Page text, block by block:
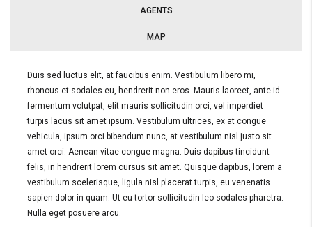
AGENTS
MAP
Duis sed luctus elit, at faucibus enim. Vestibulum libero mi,
rhoncus et sodales eu, hendrerit non eros. Mauris laoreet, ante id
fermentum volutpat, elit mauris sollicitudin orci, vel imperdiet
turpis lacus sit amet ipsum. Vestibulum ultrices, ex at congue
vehicula, ipsum orci bibendum nunc, at vestibulum nisl justo sit
amet orci. Aenean vitae congue magna. Duis dapibus tincidunt
felis, in hendrerit lorem cursus sit amet. Quisque dapibus, lorem a
vestibulum scelerisque, ligula nisl placerat turpis, eu venenatis
sapien dolor in quam. Ut eu tortor sollicitudin leo sodales pharetra.
Nulla eget posuere arcu.